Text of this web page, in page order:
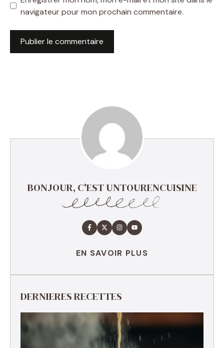
navigateur pour mon prochain commentaire.
BONJOUR, C'EST UNTOURENCUISINE
EN SAVOIR PLUS
DERNIERES RECETTES